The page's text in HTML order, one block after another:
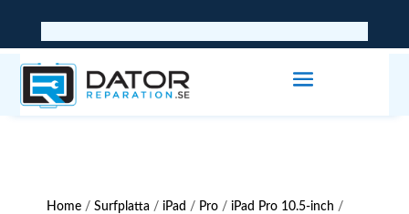
Home /Surfplatta / iPad / Pro / iPad Pro 10.5-inch /